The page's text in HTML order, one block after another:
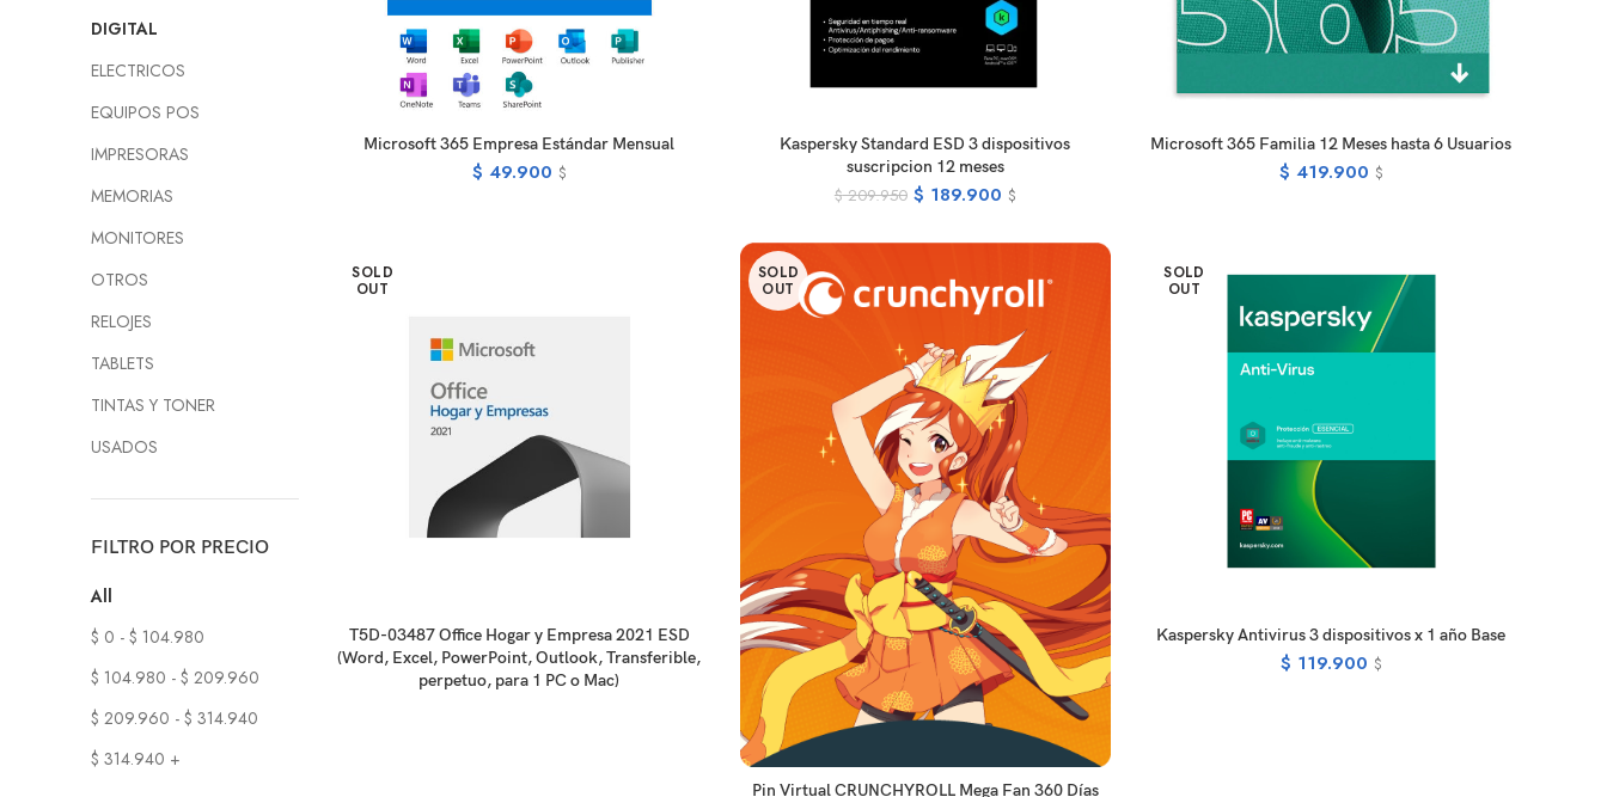
DIGITAL
ELECTRICOS
EQUIPOS POS
IMPRESORAS
MEMORIAS
MONITORES
OTROS
RELOJES
TABLETS
TINTAS Y TONER
USADOS
FILTRO POR PRECIO
All
$ 0 - $ 104.980
$ 104.980 - $ 209.960
$ 209.960 - $ 314.940
$ 314.940 +
READ MORE
Microsoft 365 Empresa Estándar Mensual
$ 49.900 $
READ MORE
Kaspersky Standard ESD 3 dispositivos
suscripcion 12 meses
$209.950 $ 189.900 $
READ MORE
Microsoft 365 Familia 12 Meses hasta 6 Usuarios
$ 419.900 $
SOLD
OUT
READ MORE
T5D-03487 Office Hogar y Empresa 2021 ESD
(Word, Excel, PowerPoint, Outlook, Transferible,
perpetuo, para 1 PC o Mac)
SOLD
OUT
READ MORE
Pin Virtual CRUNCHYROLL Mega Fan 360 Días
SOLD
OUT
READ MORE
Kaspersky Antivirus 3 dispositivos x 1 año Base
$ 119.900 $